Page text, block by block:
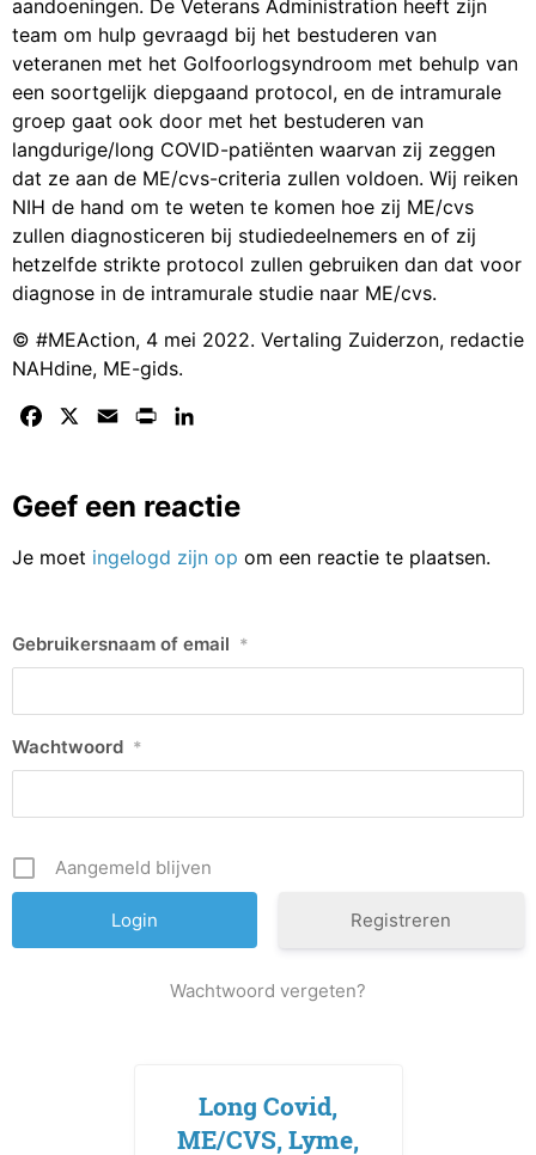
aandoeningen. De Veterans Administration heeft zijn
team om hulp gevraagd bij het bestuderen van
veteranen met het Golfoorlogsyndroom met behulp van
een soortgelijk diepgaand protocol, en de intramurale
groep gaat ook door met het bestuderen van
langdurige/long COVID-patiënten waarvan zij zeggen
dat ze aan de ME/cvs-criteria zullen voldoen. Wij reiken
NIH de hand om te weten te komen hoe zij ME/cvs
zullen diagnosticeren bij studiedeelnemers en of zij
hetzelfde strikte protocol zullen gebruiken dan dat voor
diagnose in de intramurale studie naar ME/cvs.
© #MEAction, 4 mei 2022. Vertaling Zuiderzon, redactie
NAHdine, ME-gids.
Facebook Email Print
Geef een reactie
Je moet ingelogd zijn op om een reactie te plaatsen.
Gebruikersnaam of email *
Wachtwoord *
Aangemeld blijven
Registreren
Wachtwoord vergeten?
Long Covid,
ME/CVS, Lyme,